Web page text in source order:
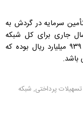
سرمایه در گردش به
جاری برای کل شبکه
بانکی کشور بالغ بر ۱۳ میلیون و ۴۴ هزار و ۹۳۹ میلیارد ریال بوده که
تسهیلات پرداختی, شبکه